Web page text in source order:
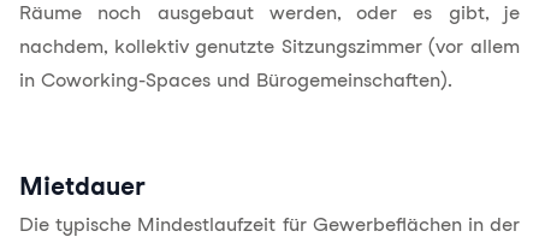
Räume noch ausgebaut werden, oder es gibt, je
nachdem, kollektiv genutzte Sitzungszimmer (vor allem
in Coworking-Spaces und Bürogemeinschaften).
Mietdauer
Die typische Mindestlaufzeit für Gewerbeflächen in der